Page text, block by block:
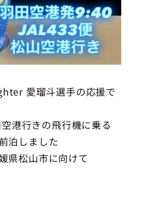
愛瑠斗選手の応援で
港行きの飛行機に乗る
泊しました
県松山市に向けて